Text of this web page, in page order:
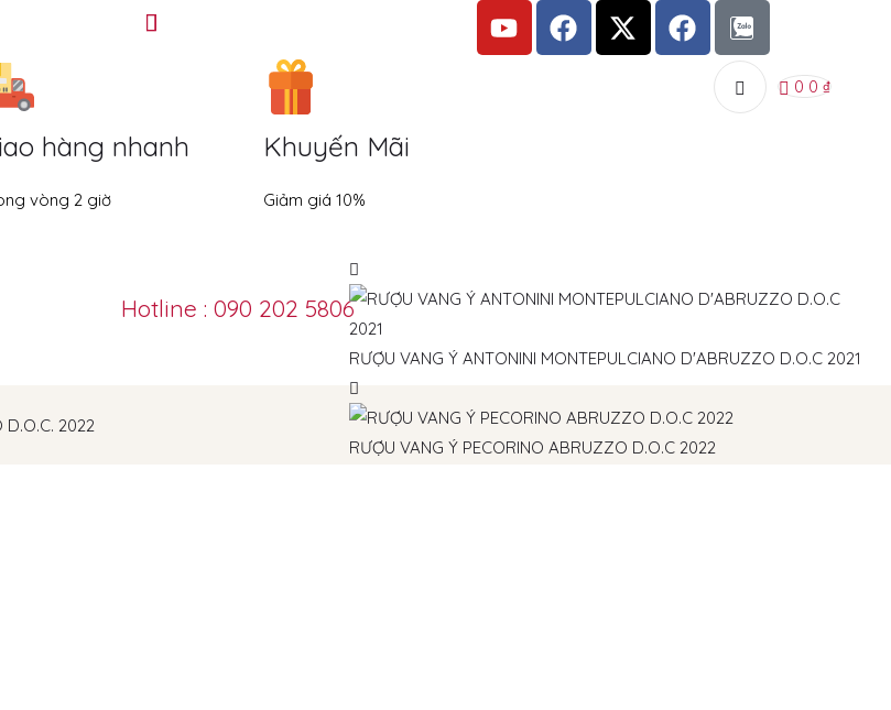
hàng nhanh
vòng 2 giờ
Khuyến Mãi
Giảm giá 10%
0 0 ₫
Hotline : 090 202 5806
D.O.C. 2022
RƯỢU VANG Ý ANTONINI MONTEPULCIANO D'ABRUZZO D.O.C 2021
RƯỢU VANG Ý PECORINO ABRUZZO D.O.C 2022